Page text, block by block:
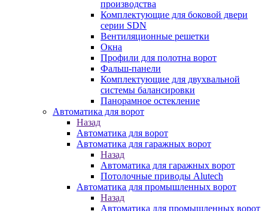
производства
Комплектующие для боковой двери
серии SDN
Вентиляционные решетки
Окна
Профили для полотна ворот
Фальш-панели
Комплектующие для двухвальной
системы балансировки
Панорамное остекление
Автоматика для ворот
Назад
Автоматика для ворот
Автоматика для гаражных ворот
Назад
Автоматика для гаражных ворот
Потолочные приводы Alutech
Автоматика для промышленных ворот
Назад
Автоматика для промышленных ворот